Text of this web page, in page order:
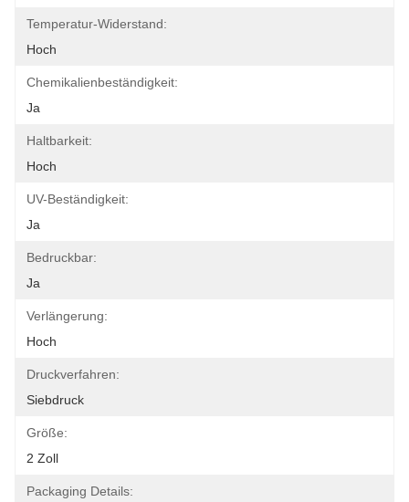
Temperatur-Widerstand:
Hoch
Chemikalienbeständigkeit:
Ja
Haltbarkeit:
Hoch
UV-Beständigkeit:
Ja
Bedruckbar:
Ja
Verlängerung:
Hoch
Druckverfahren:
Siebdruck
Größe:
2 Zoll
Packaging Details: